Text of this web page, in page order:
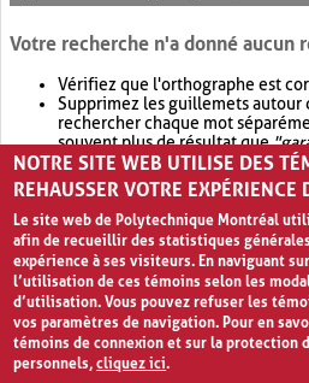
Votre recherche n'a donné aucun
Vérifiez que l'orthographe est
Supprimez les guillemets autour
rechercher chaque mot
souvent plus de résultat que
Envisagez d'élargir votre
retournera souvent plus de
NOTRE SITE WEB UTILISE DES
REHAUSSER VOTRE EXPÉRIENCE
Le site web de Polytechnique Montréal
afin de recueillir des statistiques
expérience à ses visiteurs. En naviguant
l’utilisation de ces témoins selon les
d’utilisation. Vous pouvez refuser les
vos paramètres de navigation. Pour en
témoins de connexion et sur la protection
personnels,cliquez ici.